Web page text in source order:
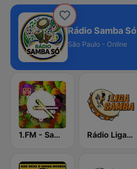
Rádio Samba Só
São Paulo - Online
1.FM - Samba Hits Brazil Radio Rádio Liga Samba